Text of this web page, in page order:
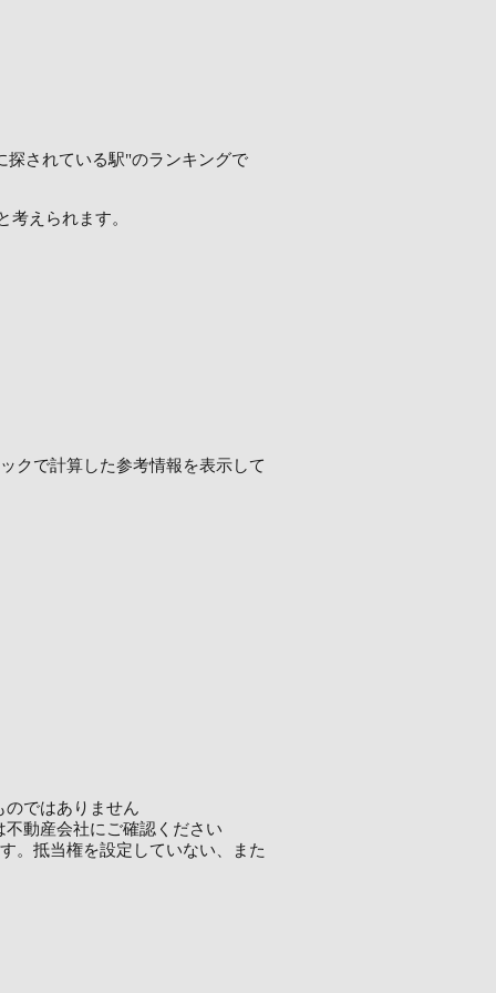
探されている駅"のランキングで
えられます。
クで計算した参考情報を表示して
ではありません
動産会社にご確認ください
。抵当権を設定していない、また